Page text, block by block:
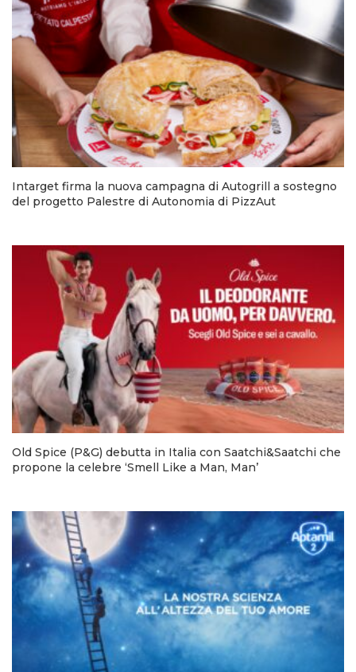
Intarget firma la nuova campagna di Autogrill a sostegno
del progetto Palestre di Autonomia di PizzAut
Old Spice (P&G) debutta in Italia con Saatchi&Saatchi che
propone la celebre ‘Smell Like a Man, Man’